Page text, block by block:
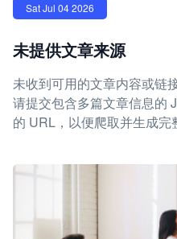
Sat Jul 04 2026
未提供文章来源
未收到可用的文章内容或链
请提交包含多篇文章信息的
的 URL，以便爬取并生成完